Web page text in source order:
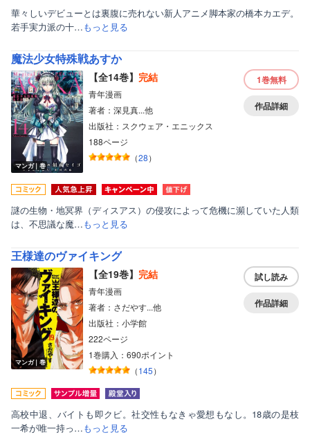
華々しいデビューとは裏腹に売れない新人アニメ脚本家の橋本カエデ。
若手実力派の十…もっと見る
魔法少女特殊戦あすか
マンガ｜巻
【全14巻】 完結
青年漫画
著者：深見真...他
出版社：スクウェア・エニックス
188ページ
（28）
1巻無料
作品詳細
謎の生物・地冥界（ディスアス）の侵攻によって危機に瀕していた人類
は、不思議な魔…もっと見る
王様達のヴァイキング
マンガ｜巻
【全19巻】 完結
青年漫画
著者：さだやす...他
出版社：小学館
222ページ
1巻購入：690ポイント
（145）
試し読み
作品詳細
高校中退、バイトも即クビ。社交性もなきゃ愛想もなし。18歳の是枝
一希が唯一持っ…もっと見る